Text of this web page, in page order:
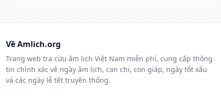
Về Amlich.org
Trang web tra cứu âm lịch Việt Nam miễn phí, cung cấp thông
tin chính xác về ngày âm lịch, can chi, con giáp, ngày tốt xấu
và các ngày lễ tết truyền thống.